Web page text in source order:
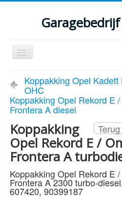
Schakelen
navigatie
Welkom
Klassiekers en
Diensten
Parts
Occasions
Kenteken gegevens
Contact
Koppakking Opel
OHC
Koppakking Opel Rekord E
Frontera A diesel
Koppakking
Opel Rekord E /
Frontera A
Koppakking Opel Rekord E
Frontera A 2300 turbo-
607420, 90399187